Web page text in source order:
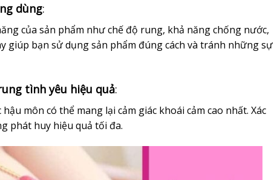
dùng:
của sản phẩm như chế độ rung, khả năng chống nước,
giúp bạn sử dụng sản phẩm đúng cách và tránh những sự
tình yêu hiệu quả:
môn có thể mang lại cảm giác khoái cảm cao nhất. Xác
phát huy hiệu quả tối đa.